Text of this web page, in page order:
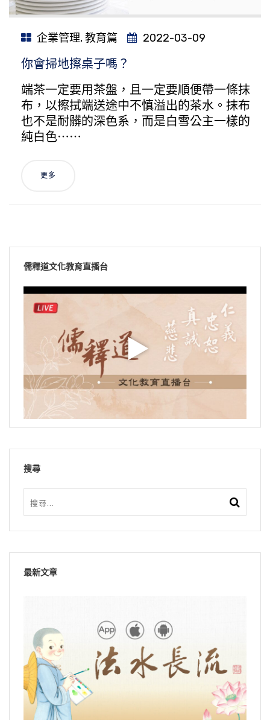
企業管理,教育篇 2022-03-09
你會掃地擦桌子嗎？
端茶一定要用茶盤，且一定要順便帶一條抹
布，以擦拭端送途中不慎溢出的茶水。抹布
也不是耐髒的深色系，而是白雪公主一樣的
純白色⋯⋯
更多
儒釋道文化教育直播台
搜尋
最新文章